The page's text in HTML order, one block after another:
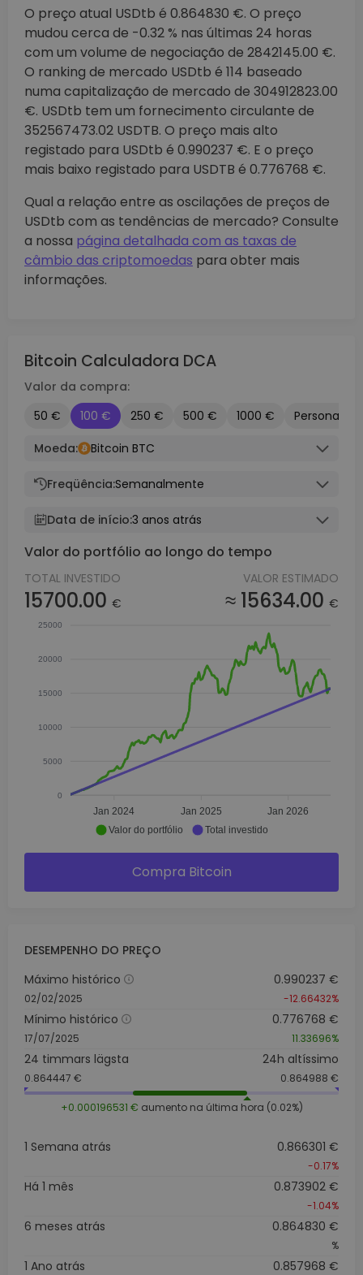
O preço atual USDtb é 0.864830 €. O preço
mudou cerca de -0.32 % nas últimas 24 horas
com um volume de negociação de 2842145.00 €.
O ranking de mercado USDtb é 114 baseado
numa capitalização de mercado de 304912823.00
€. USDtb tem um fornecimento circulante de
352567473.02 USDTB. O preço mais alto
registado para USDtb é 0.990237 €. E o preço
mais baixo registado para USDTB é 0.776768 €.
Qual a relação entre as oscilações de preços de
USDtb com as tendências de mercado? Consulte
a nossa página detalhada com as taxas de
câmbio das criptomoedas para obter mais
informações.
Bitcoin Calculadora DCA
Valor da compra:
50 €
100 € 250 € 500 € 1000 €
Moeda:
Bitcoin BTC
Freqüência:Semanalmente
Data de início:3 anos atrás
Valor do portfólio ao longo do tempo
TOTAL INVESTIDO
15700.00 €
VALOR ESTIMADO
≈ 15634.00 €
25000
20000
15000
10000
5000
0
Jan 2024 Jan 2025 Jan 2026
Valor do portfólio Total investido
Compra Bitcoin
DESEMPENHO DO PREÇO
Máximo histórico
02/02/2025
0.990237 €
-12.66432%
Mínimo histórico
17/07/2025
0.776768 €
11.33696%
24 timmars lägsta
0.864447 €
24h altíssimo
0.864988 €
+0.000196531 € aumento na última hora (0.02%)
1 Semana atrás 0.866301 €
-0.17%
Há 1 mês 0.873902 €
-1.04%
6 meses atrás 0.864830 €
%
1 Ano atrás 0.857968 €